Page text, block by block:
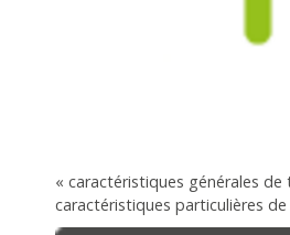
« caractéristiques générales
caractéristiques particulières